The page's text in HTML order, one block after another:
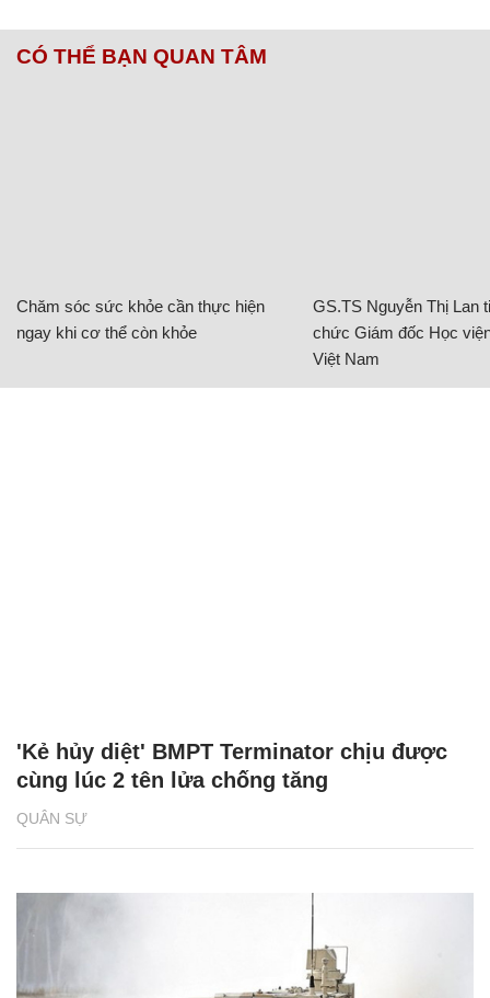
CÓ THỂ BẠN QUAN TÂM
Chăm sóc sức khỏe cần thực hiện
ngay khi cơ thể còn khỏe
GS.TS Nguyễn Thị Lan
chức Giám đốc Học
Việt Nam
QUÂN SỰ
'Kẻ hủy diệt' BMPT Terminator chịu được
cùng lúc 2 tên lửa chống tăng